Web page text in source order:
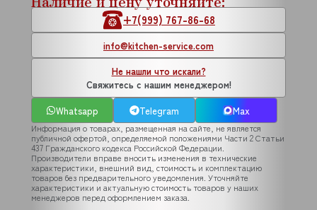
+7(999) 767-86-68
info@kitchen-service.com
Не нашли что искали?
Свяжитесь с нашим менеджером!
Whatsapp
Telegram Max
Информация о товарах, размещенная на сайте, не является
публичной офертой, определяемой положениями Части 2 Статьи
437 Гражданского кодекса Российской Федерации.
Производители вправе вносить изменения в технические
характеристики, внешний вид, стоимость и комплектацию
товаров без предварительного уведомления. Уточняйте
характеристики и актуальную стоимость товаров у наших
менеджеров перед оформлением заказа.